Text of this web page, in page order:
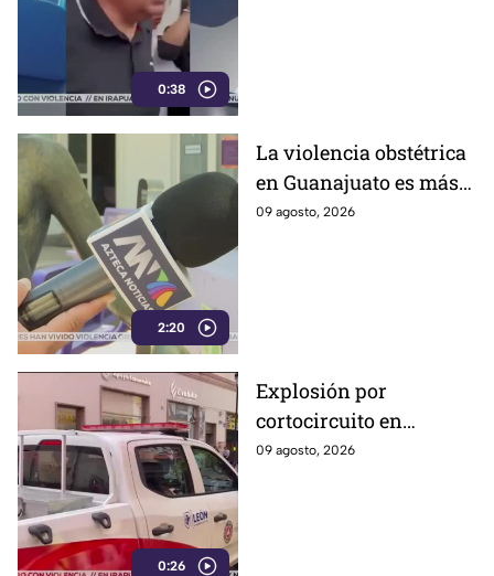
0:38
2:20
La violencia obstétrica
en Guanajuato es más
común de lo que cree y
09 agosto, 2026
0:26
Explosión por
cortocircuito en
registro subterráneo
09 agosto, 2026